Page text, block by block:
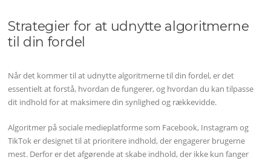
Strategier for at udnytte algoritmerne
til din fordel
Når det kommer til at udnytte algoritmerne til din fordel, er det
essentielt at forstå, hvordan de fungerer, og hvordan du kan tilpasse
dit indhold for at maksimere din synlighed og rækkevidde.
Algoritmer på sociale medieplatforme som Facebook, Instagram og
TikTok er designet til at prioritere indhold, der engagerer brugerne
mest. Derfor er det afgørende at skabe indhold, der ikke kun fanger